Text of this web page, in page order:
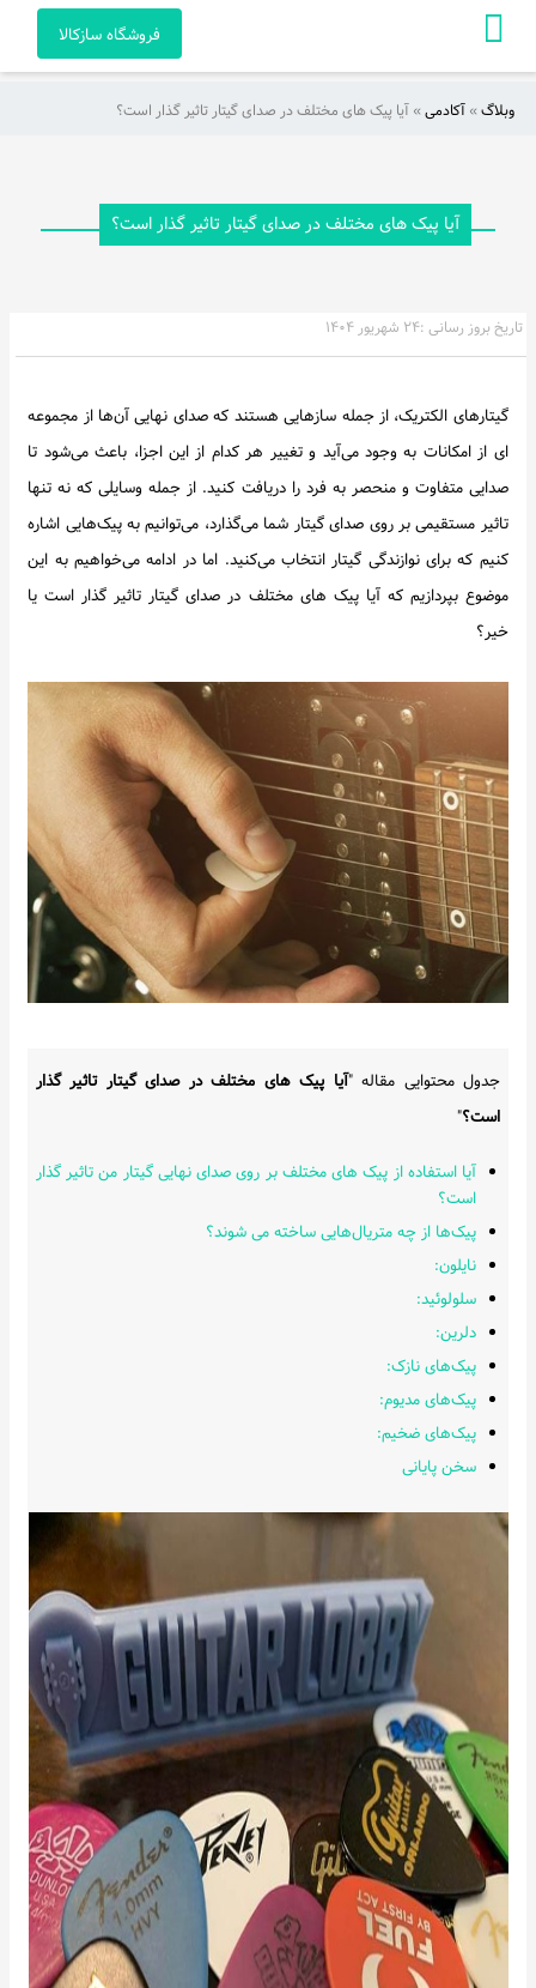
فروشگاه سازکالا
صفحه
اخبار
وبلاگ» آکادمی» آیا پیک های مختلف در صدای گیتار تاثیر گذار است؟
آیا پیک های مختلف در صدای گیتار تاثیر گذار است؟
تاریخ بروز رسانی :۲۴ شهریور ۱۴۰۴
گیتارهای الکتریک، از جمله سازهایی هستند که صدای نهایی آن‌ها از مجموعه
ای از امکانات به وجود می‌آید و تغییر هر کدام از این اجزا، باعث می‌شود تا
صدایی متفاوت و منحصر به فرد را دریافت کنید. از جمله وسایلی که نه تنها
تاثیر مستقیمی بر روی صدای گیتار شما می‌گذارد، می‌توانیم به پیک‌هایی اشاره
کنیم که برای نوازندگی گیتار انتخاب می‌کنید. اما در ادامه می‌خواهیم به این
موضوع بپردازیم که آیا پیک های مختلف در صدای گیتار تاثیر گذار است یا
خیر؟
جدول محتوایی مقاله "آیا پیک های مختلف در صدای گیتار تاثیر گذار
است؟"
آیا استفاده از پیک های مختلف بر روی صدای نهایی گیتار من تاثیر گذار
است؟
پیک‌ها از چه متریال‌هایی ساخته می شوند؟
نایلون:
سلولوئید:
دلرین:
پیک‌های نازک:
پیک‌های مدیوم:
پیک‌های ضخیم:
سخن پایانی